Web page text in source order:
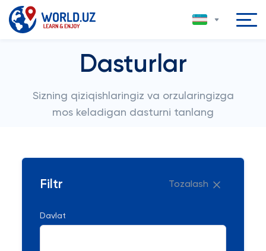
Dasturlar
Sizning qiziqishlaringiz va orzularingizga
mos keladigan dasturni tanlang
Filtr Tozalash
Davlat